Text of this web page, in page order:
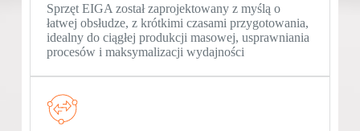
Sprzęt EIGA został zaprojektowany z myślą o
łatwej obsłudze, z krótkimi czasami przygotowania,
idealny do ciągłej produkcji masowej, usprawniania
procesów i maksymalizacji wydajności